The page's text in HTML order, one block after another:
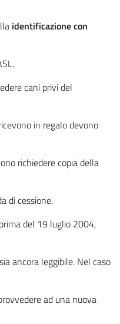
identificazione con
cani privi del
in regalo devono
richiedere copia della
di cessione.
del 19 luglio 2004,
ancora leggibile. Nel caso
ad una nuova